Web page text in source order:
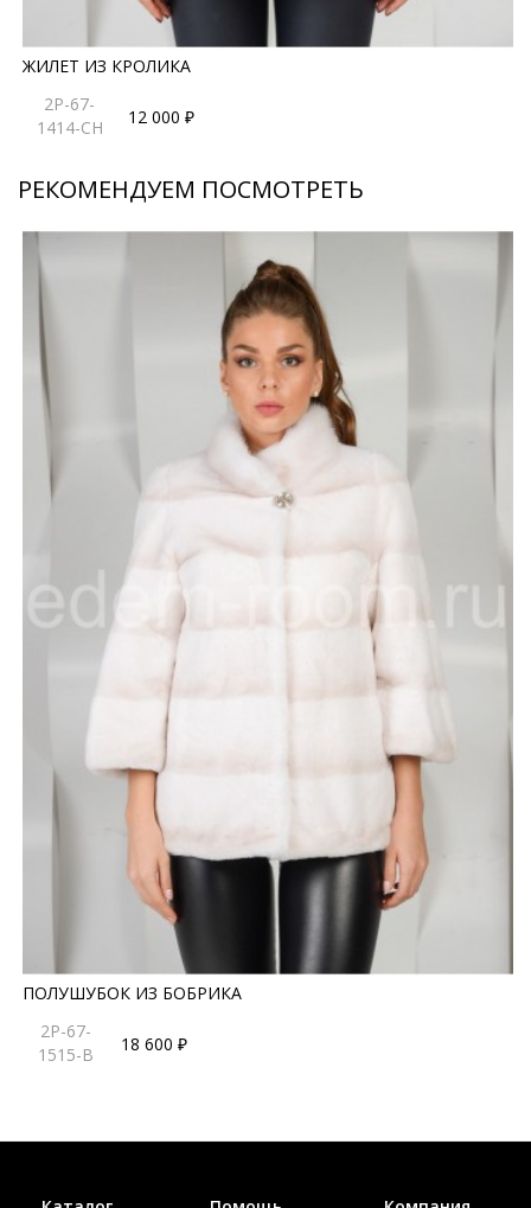
ЖИЛЕТ ИЗ КРОЛИКА
2P-67-
1414-CH
12 000 ₽
РЕКОМЕНДУЕМ ПОСМОТРЕТЬ
ПОЛУШУБОК ИЗ БОБРИКА
2P-67-
1515-B
18 600 ₽